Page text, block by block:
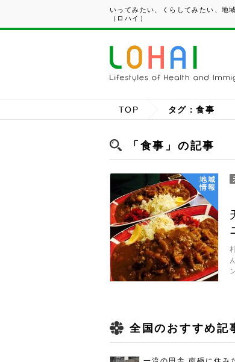
いってみたい、くらしてみたい、地
（ロハイ）
TOP タグ：食事
「食事」の記事
地域
情報
全国のおすすめ記